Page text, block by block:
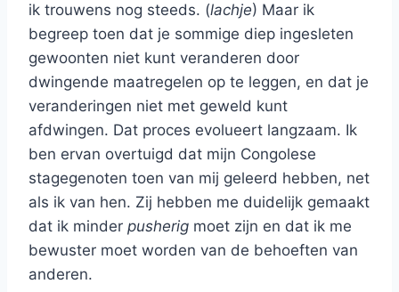
ik trouwens nog steeds. (lachje) Maar ik
begreep toen dat je sommige diep ingesleten
gewoonten niet kunt veranderen door
dwingende maatregelen op te leggen, en dat je
veranderingen niet met geweld kunt
afdwingen. Dat proces evolueert langzaam. Ik
ben ervan overtuigd dat mijn Congolese
stagegenoten toen van mij geleerd hebben, net
als ik van hen. Zij hebben me duidelijk gemaakt
dat ik minder pusherig moet zijn en dat ik me
bewuster moet worden van de behoeften van
anderen.